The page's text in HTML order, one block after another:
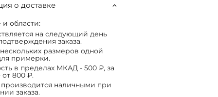
о доставке
области:
на следующий день
заказа.
размеров одной
примерки.
в пределах МКАД - 500 ₽, за
800 ₽.
производится наличными при
заказа.